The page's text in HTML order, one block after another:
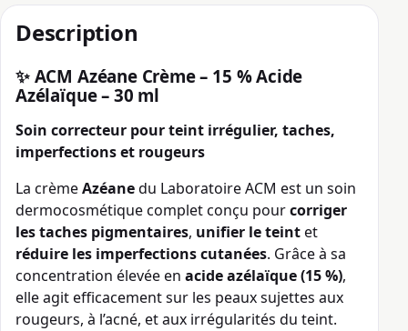
Description
✨ ACM Azéane Crème – 15 % Acide
Azélaïque – 30 ml
Soin correcteur pour teint irrégulier, taches,
imperfections et rougeurs
La crèmeAzéanedu Laboratoire ACM est un soin
dermocosmétique complet conçu pourcorriger
les taches pigmentaires, unifier le teintet
réduire les imperfections cutanées. Grâce à sa
concentration élevée en acide azélaïque (15 %),
elle agit efficacement sur les peaux sujettes aux
rougeurs, à l’acné, et aux irrégularités du teint.